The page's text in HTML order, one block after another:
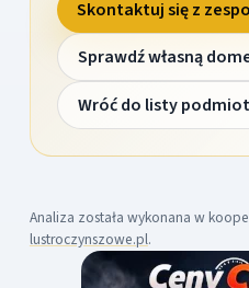
Skontaktuj się z
Sprawdź własną
Wróć do listy
Analiza została wykonana w
lustroczynszowe.pl.